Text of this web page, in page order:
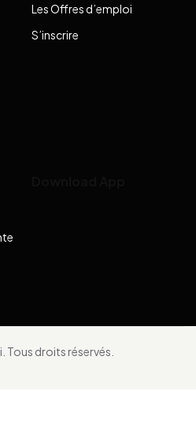
Les Offres d’emploi
S’inscrire
droits réservés.